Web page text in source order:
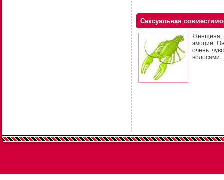
Сексуальная
Женщина,
эмоции.
очень
волосами.